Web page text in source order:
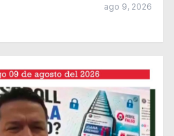
ago 9, 2026